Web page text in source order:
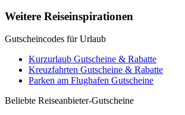
Weitere Reiseinspirationen
Gutscheincodes für Urlaub
Kurzurlaub Gutscheine & Rabatte
Kreuzfahrten Gutscheine & Rabatte
Parken am Flughafen Gutscheine
Beliebte Reiseanbieter-Gutscheine